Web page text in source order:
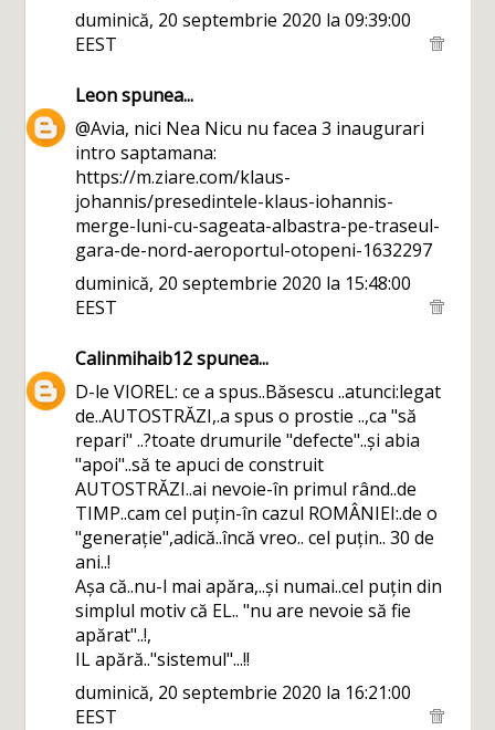
duminică, 20 septembrie 2020 la 09:39:00
EEST
Leonspunea...
@Avia, nici Nea Nicu nu facea 3 inaugurari
intro saptamana:
https://m.ziare.com/klaus-
johannis/presedintele-klaus-iohannis-
merge-luni-cu-sageata-albastra-pe-traseul-
gara-de-nord-aeroportul-otopeni-1632297
duminică, 20 septembrie 2020 la 15:48:00
EEST
Calinmihaib12spunea...
D-le VIOREL: ce a spus..Băsescu ..atunci:legat
de..AUTOSTRĂZI,.a spus o prostie ..,ca "să
repari" ..?toate drumurile "defecte"..și abia
"apoi"..să te apuci de construit
AUTOSTRĂZI..ai nevoie-în primul rând..de
TIMP..cam cel puțin-în cazul ROMÂNIEI:.de o
"generație",adică..încă vreo.. cel puțin.. 30 de
ani..!
Așa că..nu-l mai apăra,..și numai..cel puțin din
simplul motiv că EL.. "nu are nevoie să fie
apărat"..!,
IL apără.."sistemul"...!!
duminică, 20 septembrie 2020 la 16:21:00
EEST